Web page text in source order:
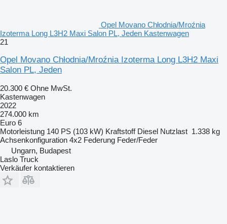
Opel Movano Chłodnia/Mroźnia
Izoterma Long L3H2 Maxi Salon PL, Jeden Kastenwagen
21
Opel Movano Chłodnia/Mroźnia Izoterma Long L3H2 Maxi
Salon PL, Jeden
20.300 € Ohne MwSt.
Kastenwagen
2022
274.000 km
Euro 6
Motorleistung 140 PS (103 kW) Kraftstoff Diesel Nutzlast 1.338 kg
Achsenkonfiguration 4x2 Federung Feder/Feder
Ungarn, Budapest
Laslo Truck
Verkäufer kontaktieren